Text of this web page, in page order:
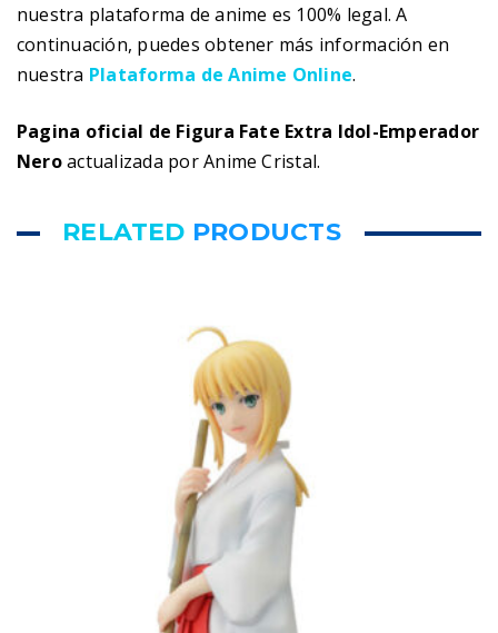
nuestra plataforma de anime es 100% legal. A
continuación, puedes obtener más información en
nuestra Plataforma de Anime Online.
Pagina oficial de Figura Fate Extra Idol-Emperador
Neroactualizada por Anime Cristal.
RELATED PRODUCTS